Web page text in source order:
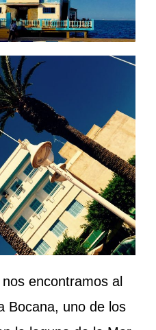
encontramos al
Bocana, uno de los